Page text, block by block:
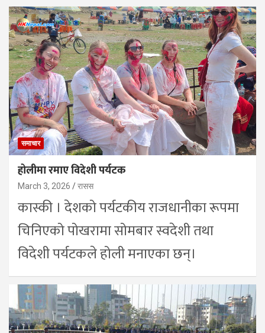
समाचार
होलीमा रमाए विदेशी पर्यटक
March 3, 2026 रासस
कास्की । देशको पर्यटकीय राजधानीका रूपमा
चिनिएको पोखरामा सोमबार स्वदेशी तथा
विदेशी पर्यटकले होली मनाएका छन्।